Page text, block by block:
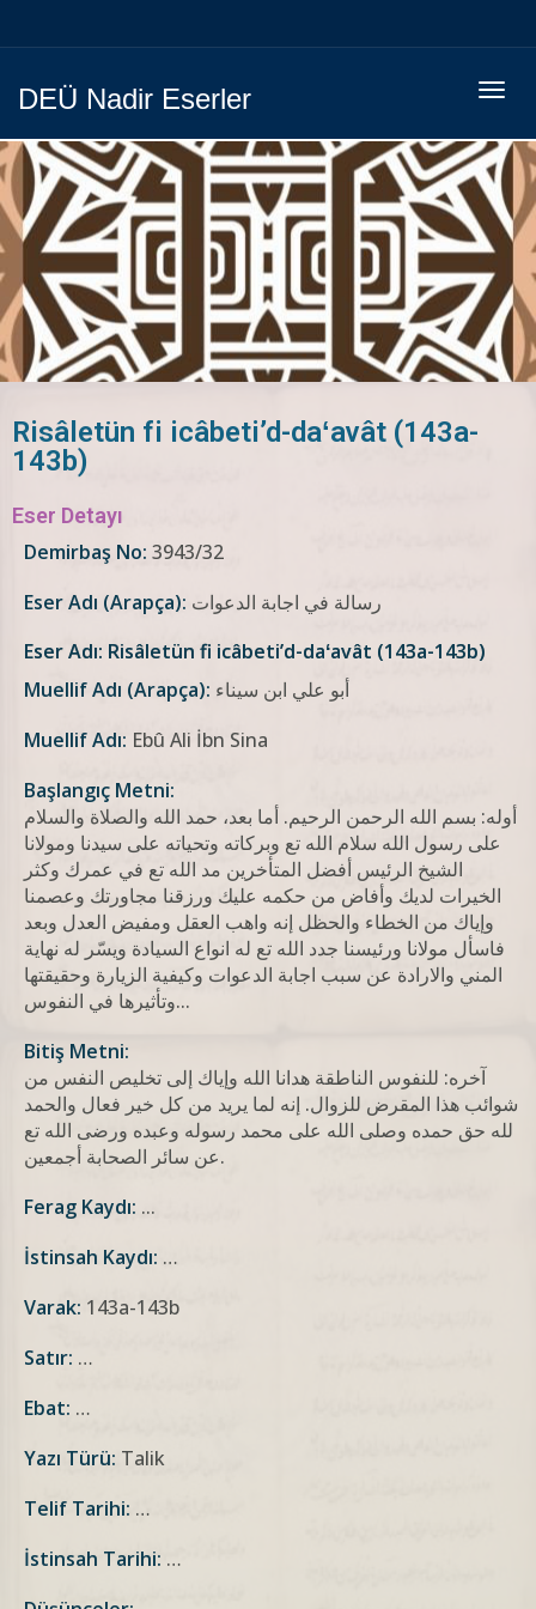
DEÜ Nadir Eserler
Risâletün fi icâbeti’d-daʻavât (143a-
143b)
Eser Detayı
Demirbaş No: 3943/32
Eser Adı (Arapça): رسالة في اجابة الدعوات
Eser Adı: Risâletün fi icâbeti’d-daʻavât (143a-143b)
Muellif Adı (Arapça): أبو علي ابن سيناء
Muellif Adı: Ebû Ali İbn Sina
Başlangıç Metni:
أوله: بسم الله الرحمن الرحيم. أما بعد، حمد الله والصلاة والسلام
علی رسول الله سلام الله تع وبرکاته وتحیاته علی سیدنا ومولانا
الشیخ الرئیس أفضل المتأخرین مد الله تع في عمرك وکثر
الخیرات لدیك وأفاض من حکمه علیك ورزقنا مجاورتك وعصمنا
وإیاك من الخطاء والحظل إنه واهب العقل ومفیض العدل وبعد
فاسأل مولانا ورئیسنا جدد الله تع له انواع السیادة ویسّر له نهایة
المني والارادة عن سبب اجابة الدعوات وکیفیة الزیارة وحقیقتها
وتأثیرها في النفوس...
Bitiş Metni:
آخره: للنفوس الناطقة هدانا الله وإیاك إلی تخلیص النفس من
شوائب هذا المقرض للزوال. إنه لما یرید من کل خیر فعال والحمد
لله حق حمده وصلی الله علی محمد رسوله وعبده ورضی الله تع
عن سائر الصحابة أجمعین.
Ferag Kaydı: ...
İstinsah Kaydı: …
Varak: 143a-143b
Satır: …
Ebat: …
Yazı Türü: Talik
Telif Tarihi: …
İstinsah Tarihi: …